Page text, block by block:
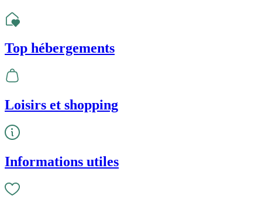
Top hébergements
Loisirs et shopping
Informations utiles